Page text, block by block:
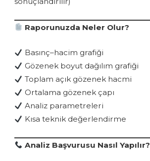
Raporunuzda Neler Olur?
Basınç–hacim grafiği
Gözenek boyut dağılım grafiği
Toplam açık gözenek hacmi
Ortalama gözenek çapı
Analiz parametreleri
Kısa teknik değerlendirme
Analiz Başvurusu Nasıl Yapılır?